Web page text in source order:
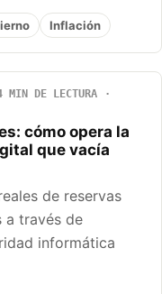
Inflación
MIN DE LECTURA
cómo opera la
que vacía
de reservas
a través de
informática